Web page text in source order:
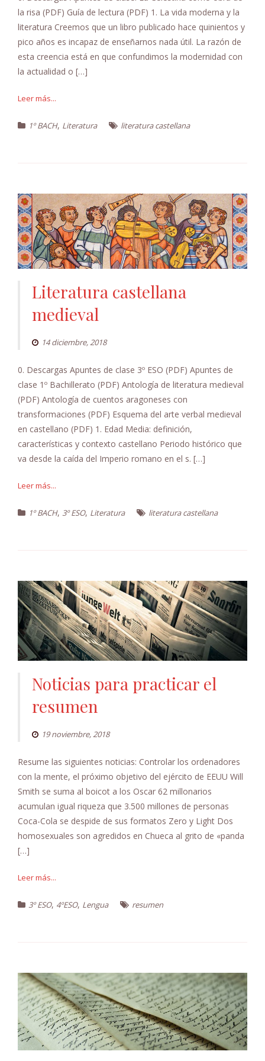
la risa (PDF) Guía de lectura (PDF) 1. La vida moderna y la
literatura Creemos que un libro publicado hace quinientos y
pico años es incapaz de enseñarnos nada útil. La razón de
esta creencia está en que confundimos la modernidad con
la actualidad o […]
Leer más...
1º BACH, Literatura literatura castellana
Literatura castellana
medieval
14 diciembre, 2018
0. Descargas Apuntes de clase 3º ESO (PDF) Apuntes de
clase 1º Bachillerato (PDF) Antología de literatura medieval
(PDF) Antología de cuentos aragoneses con
transformaciones (PDF) Esquema del arte verbal medieval
en castellano (PDF) 1. Edad Media: definición,
características y contexto castellano Periodo histórico que
va desde la caída del Imperio romano en el s. […]
Leer más...
1º BACH, 3º ESO, Literatura literatura castellana
Noticias para practicar el
resumen
19 noviembre, 2018
Resume las siguientes noticias: Controlar los ordenadores
con la mente, el próximo objetivo del ejército de EEUU Will
Smith se suma al boicot a los Oscar 62 millonarios
acumulan igual riqueza que 3.500 millones de personas
Coca-Cola se despide de sus formatos Zero y Light Dos
homosexuales son agredidos en Chueca al grito de «panda
[…]
Leer más...
3º ESO, 4ºESO, Lengua resumen